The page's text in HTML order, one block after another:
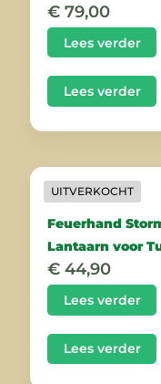
€ 79,00
Lees verder
Lees verder
UITVERKOCHT
Feuerhand
Lantaarn voor
€ 44,90
Lees verder
Lees verder